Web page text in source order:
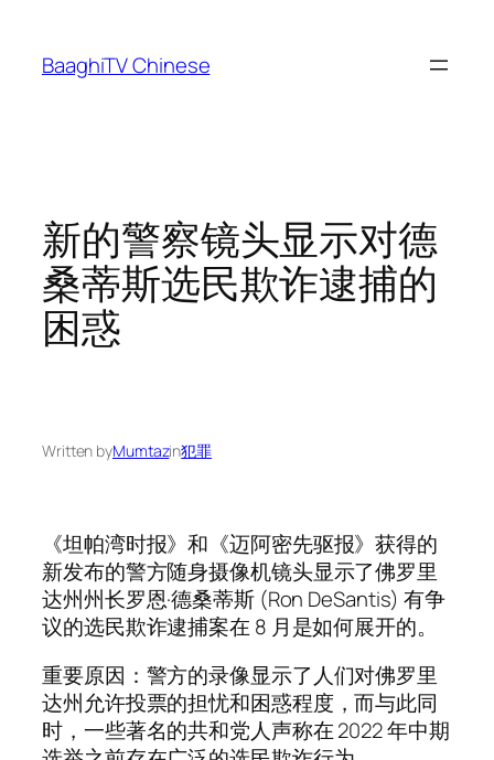
content
BaaghiTV Chinese
新的警察镜头显示对德
桑蒂斯选民欺诈逮捕的
困惑
Written byMumtazin犯罪
《坦帕湾时报》和《迈阿密先驱报》获得的
新发布的警方随身摄像机镜头显示了佛罗里
达州州长罗恩·德桑蒂斯 (Ron DeSantis) 有争
议的选民欺诈逮捕案在 8 月是如何展开的。
重要原因：警方的录像显示了人们对佛罗里
达州允许投票的担忧和困惑程度，而与此同
时，一些著名的共和党人声称在 2022 年中期